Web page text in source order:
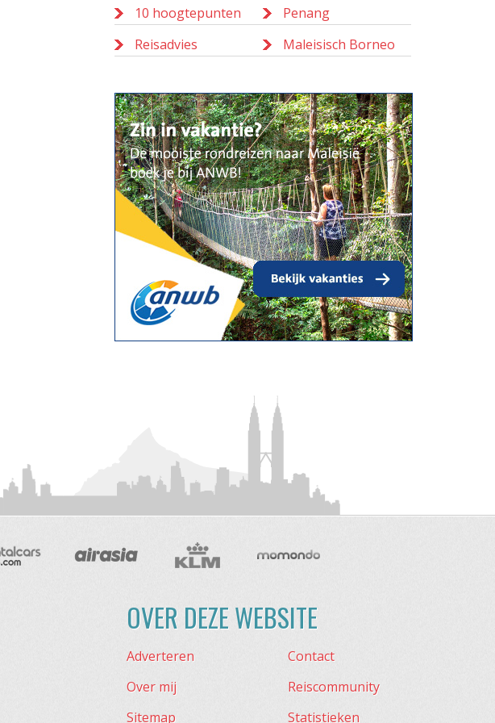
10 hoogtepunten
Penang
Reisadvies
Maleisisch Borneo
OVER DEZE WEBSITE
Adverteren
Contact
Over mij
Reiscommunity
Sitemap
Statistieken